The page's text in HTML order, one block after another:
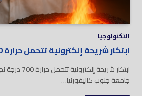
التكنولوجيا
ابتكار شريحة إلكترونية تتحمل حرارة 700 درجة
ابتكار شريحة
جامعة جنوب كاليفورنيا…